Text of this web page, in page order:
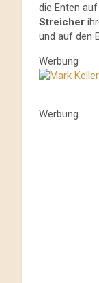
die Enten
Streicher
und auf den
Werbung
Werbung